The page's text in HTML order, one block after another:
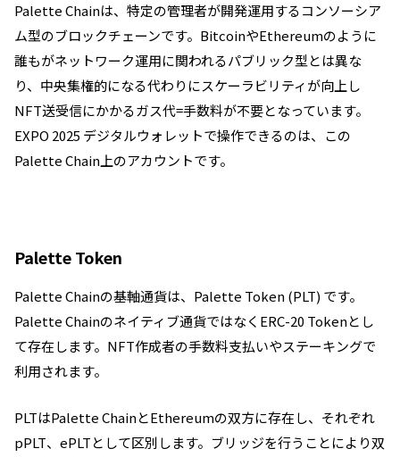
Palette Chainは、特定の管理者が開発運用するコンソーシア
ム型のブロックチェーンです。BitcoinやEthereumのように
誰もがネットワーク運用に関われるパブリック型とは異な
り、中央集権的になる代わりにスケーラビリティが向上し
NFT送受信にかかるガス代=手数料が不要となっています。
EXPO 2025 デジタルウォレットで操作できるのは、この
Palette Chain上のアカウントです。
Palette Token
Palette Chainの基軸通貨は、Palette Token (PLT) です。
Palette Chainのネイティブ通貨ではなくERC-20 Tokenとし
て存在します。NFT作成者の手数料支払いやステーキングで
利用されます。
PLTはPalette ChainとEthereumの双方に存在し、それぞれ
pPLT、ePLTとして区別します。ブリッジを行うことにより双